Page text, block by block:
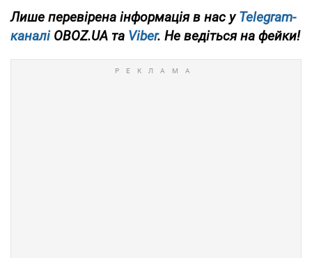
Лише перевірена інформація в нас уTelegram-
каналіOBOZ.UA та Viber. Не ведіться на фейки!